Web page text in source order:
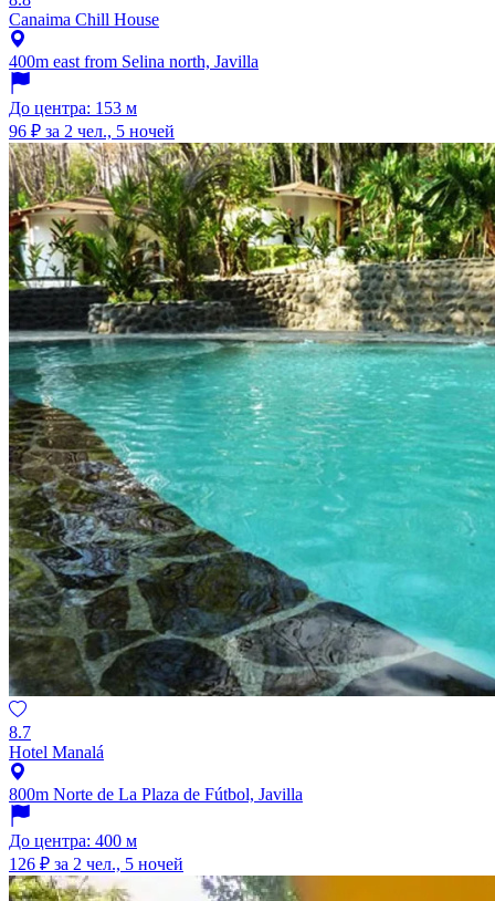
Canaima Chill House
400m east from Selina north, Javilla
До центра: 153 м
96 ₽ за 2 чел., 5 ночей
8.7
Hotel Manalá
800m Norte de La Plaza de Fútbol, Javilla
До центра: 400 м
126 ₽ за 2 чел., 5 ночей